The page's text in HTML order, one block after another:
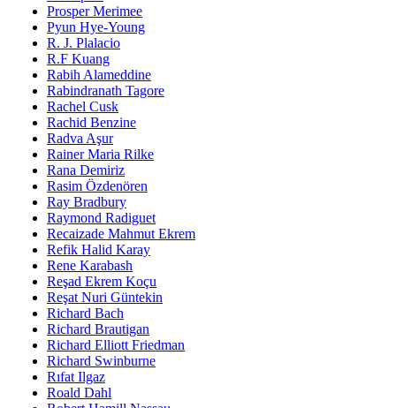
Prosper Merimee
Pyun Hye-Young
R. J. Plalacio
R.F Kuang
Rabih Alameddine
Rabindranath Tagore
Rachel Cusk
Rachid Benzine
Radva Aşur
Rainer Maria Rilke
Rana Demiriz
Rasim Özdenören
Ray Bradbury
Raymond Radiguet
Recaizade Mahmut Ekrem
Refik Halid Karay
Rene Karabash
Reşad Ekrem Koçu
Reşat Nuri Güntekin
Richard Bach
Richard Brautigan
Richard Elliott Friedman
Richard Swinburne
Rıfat Ilgaz
Roald Dahl